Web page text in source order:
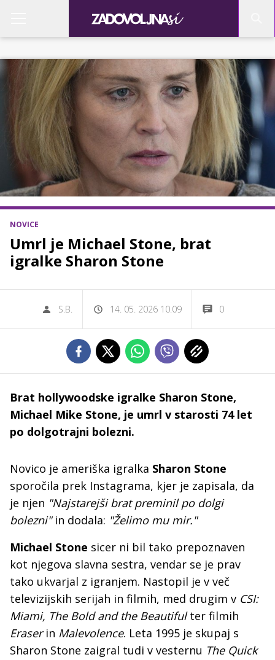
NOVICE
Umrl je Michael Stone, brat
igralke Sharon Stone
S.B. 14. 05. 2026 10.09 0
Brat hollywoodske igralke Sharon Stone,
Michael Mike Stone, je umrl v starosti 74 let
po dolgotrajni bolezni.
Novico je ameriška igralka Sharon Stone
sporočila prek Instagrama, kjer je zapisala, da
je njen "Najstarejši brat preminil po dolgi
bolezni"in dodala: "Želimo mu mir."
Michael Stone sicer ni bil tako prepoznaven
kot njegova slavna sestra, vendar se je prav
tako ukvarjal z igranjem. Nastopil je v več
televizijskih serijah in filmih, med drugim v CSI:
Miami, The Bold and the Beautifulter filmih
Eraserin Malevolence. Leta 1995 je skupaj s
Sharon Stone zaigral tudi v vesternu The Quick